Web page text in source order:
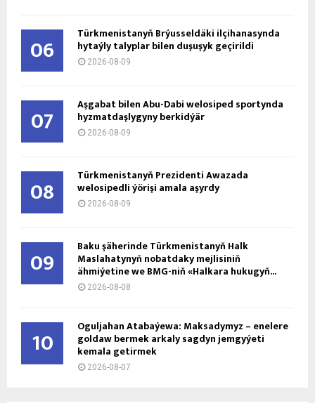
06 Türkmenistanyň Brýusseldäki ilçihanasynda
hytaýly talyplar bilen duşuşyk geçirildi
2026-08-09
07 Aşgabat bilen Abu-Dabi welosiped sportynda
hyzmatdaşlygyny berkidýär
2026-08-09
08 Türkmenistanyň Prezidenti Awazada
welosipedli ýörişi amala aşyrdy
2026-08-09
09 Baku şäherinde Türkmenistanyň Halk
Maslahatynyň nobatdaky mejlisiniň
ähmiýetine we BMG-niň «Halkara hukugyň...
2026-08-08
10 Oguljahan Atabaýewa: Maksadymyz – enelere
goldaw bermek arkaly sagdyn jemgyýeti
kemala getirmek
2026-08-07